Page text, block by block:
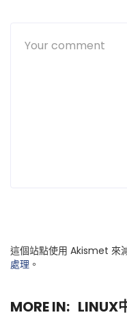
這個站點使用 Akismet 來
處理 。
MORE IN: LINUX